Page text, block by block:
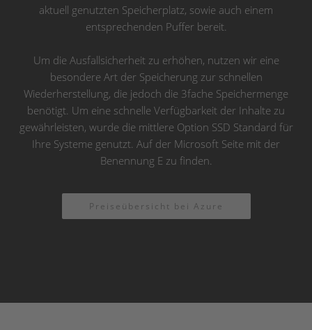
aktuell genutzten Speicherplatz, sowie auch einem
entsprechenden Puffer bereit.
Um die Ausfallsicherheit zu erhöhen, nutzen wir eine
besondere Art der Speicherung zur schnellen
Wiederherstellung, die jedoch die 3fache Speichermenge
benötigt. Um eine schnelle Verfügbarkeit der Inhalte zu
gewährleisten, wurde die mittlere Option SSD Standard für
Ihre Systeme genutzt. Auf der Microsoft Seite mit der
Benennung E zu finden.
Preiseübersicht bei Azure